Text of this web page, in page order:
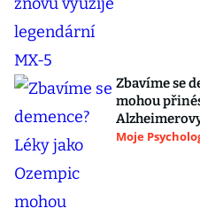
Zbavíme se
mohou
Moje